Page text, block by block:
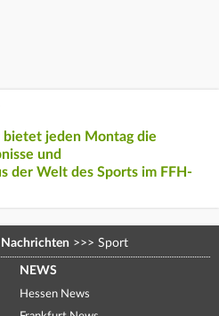
jeden Montag die
und
der Welt des Sports im FFH-
Nachrichten >>> Sport
NEWS
Hessen News